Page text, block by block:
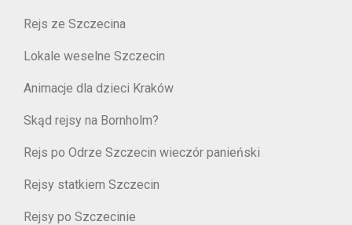
Rejs ze Szczecina
Lokale weselne Szczecin
Animacje dla dzieci Kraków
Skąd rejsy na Bornholm?
Rejs po Odrze Szczecin wieczór panieński
Rejsy statkiem Szczecin
Rejsy po Szczecinie